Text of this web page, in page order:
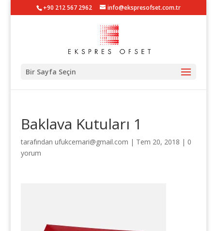
+90 212 567 2962 info@ekspresofset.com.tr
Bir Sayfa Seçin
Baklava Kutuları 1
tarafından ufukcemari@gmail.com | Tem 20, 2018 | 0
yorum